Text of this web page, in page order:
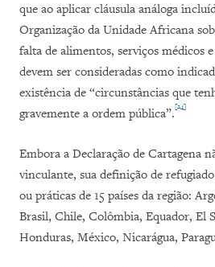
que ao aplicar cláusula análoga
Organização da Unidade Africana
falta de alimentos, serviços médicos
devem ser consideradas como
existência de “circunstâncias que
gravemente a ordem pública”.[24]
Embora a Declaração de Cartagena
vinculante, sua definição de
ou práticas de 15 países da região:
Brasil, Chile, Colômbia, Equador, El
Honduras, México, Nicarágua,